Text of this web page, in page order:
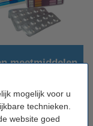
mogelijk voor u
technieken.
website goed
meetmiddelen